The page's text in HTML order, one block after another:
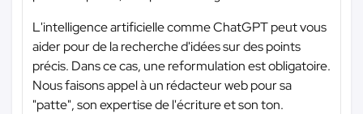
L'intelligence artificielle comme ChatGPT peut vous
aider pour de la recherche d'idées sur des points
précis. Dans ce cas, une reformulation est obligatoire.
Nous faisons appel à un rédacteur web pour sa
"patte", son expertise de l'écriture et son ton.